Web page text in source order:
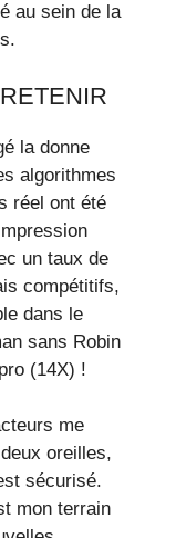
au sein de la
la donne
algorithmes
réel ont été
un taux de
compétitifs,
dans le
sans Robin
(14X) !
me
oreilles,
sécurisé.
mon terrain